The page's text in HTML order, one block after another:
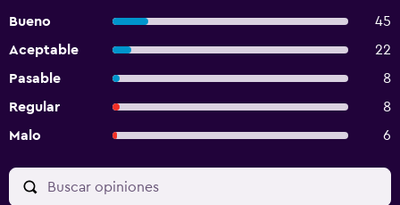
Bueno
45
Aceptable
22
Pasable
8
Regular
8
Malo
6